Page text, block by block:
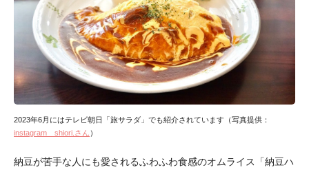
2023年6月にはテレビ朝日「旅サラダ」でも紹介されています（写真提供：
instagram shiori.さん ）
納豆が苦手な人にも愛されるふわふわ食感のオムライス「納豆ハ